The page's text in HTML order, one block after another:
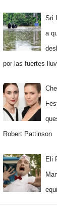
Sri
a
por las fuertes
Robert Pattinson
Eli